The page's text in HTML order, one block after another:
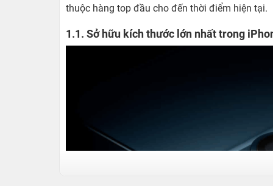
thuộc hàng top đầu cho đến thời điểm hiện tại.
1.1. Sở hữu kích thước lớn nhất trong